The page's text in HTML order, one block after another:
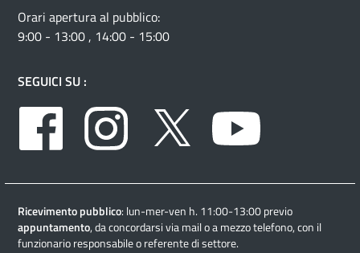
Orari apertura al pubblico:
9:00 - 13:00 , 14:00 - 15:00
SEGUICI SU :
Facebook
Instagram Twitter
Ricevimento pubblico: lun-mer-ven h. 11:00-13:00 previo
appuntamento, da concordarsi via mail o a mezzo telefono, con il
funzionario responsabile o referente di settore.